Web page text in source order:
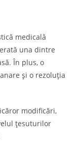
medicală
una dintre
În plus, o
și o rezoluția
modificări,
țesuturilor